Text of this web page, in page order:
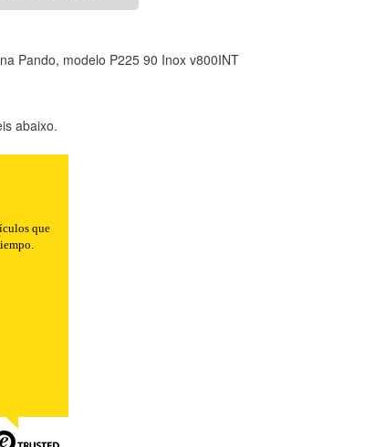
Pando, modelo P225 90 Inox v800INT
abaixo.
Puede configurar su